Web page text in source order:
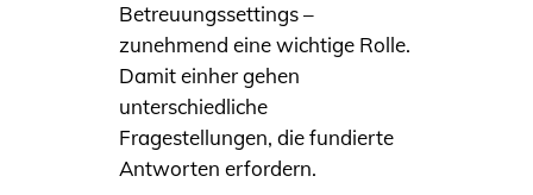
Betreuungssettings –
zunehmend eine wichtige Rolle.
Damit einher gehen
unterschiedliche
Fragestellungen, die fundierte
Antworten erfordern.